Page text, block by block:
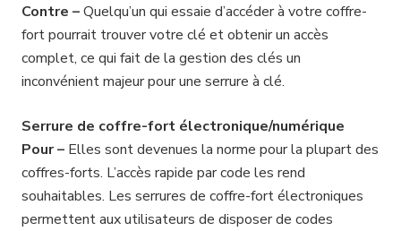
Contre –Quelqu’un qui essaie d’accéder à votre coffre-
fort pourrait trouver votre clé et obtenir un accès
complet, ce qui fait de la gestion des clés un
inconvénient majeur pour une serrure à clé.
Serrure de coffre-fort électronique/numérique
Pour – Elles sont devenues la norme pour la plupart des
coffres-forts. L’accès rapide par code les rend
souhaitables. Les serrures de coffre-fort électroniques
permettent aux utilisateurs de disposer de codes